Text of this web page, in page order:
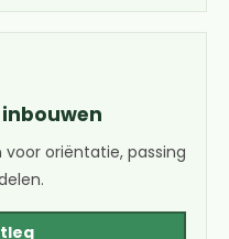
oriëntatie, passing